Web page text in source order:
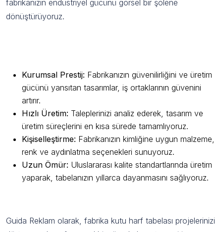
fabrikanızın endüstriyel gücünü görsel bir şölene
dönüştürüyoruz.
Kurumsal Prestij: Fabrikanızın güvenilirliğini ve üretim
gücünü yansıtan tasarımlar, iş ortaklarının güvenini
artırır.
Hızlı Üretim: Taleplerinizi analiz ederek, tasarım ve
üretim süreçlerini en kısa sürede tamamlıyoruz.
Kişiselleştirme: Fabrikanızın kimliğine uygun malzeme,
renk ve aydınlatma seçenekleri sunuyoruz.
Uzun Ömür: Uluslararası kalite standartlarında üretim
yaparak, tabelanızın yıllarca dayanmasını sağlıyoruz.
Guida Reklam olarak, fabrika kutu harf tabelası projelerinizi